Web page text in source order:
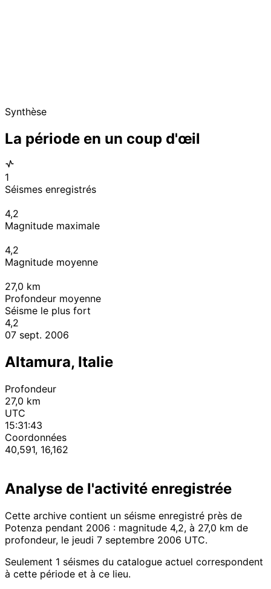
Synthèse
La période en un coup d'œil
1
Séismes enregistrés
4,2
Magnitude maximale
4,2
Magnitude moyenne
27,0 km
Profondeur moyenne
Séisme le plus fort
4,2
07 sept. 2006
Altamura, Italie
Profondeur
27,0 km
UTC
15:31:43
Coordonnées
40,591, 16,162
Analyse de l'activité enregistrée
Cette archive contient un séisme enregistré près de
Potenza pendant 2006 : magnitude 4,2, à 27,0 km de
profondeur, le jeudi 7 septembre 2006 UTC.
Seulement 1 séismes du catalogue actuel correspondent
à cette période et à ce lieu.